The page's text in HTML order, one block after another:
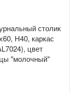
столик
H40, каркас
цвет
"молочный"